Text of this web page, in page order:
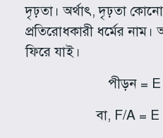
দৃঢ়তা। অর্থাৎ, দৃঢ়তা
প্রতিরোধকারী ধর্মের
ফিরে যাই।
পীড়ন = E
বা, F/A =